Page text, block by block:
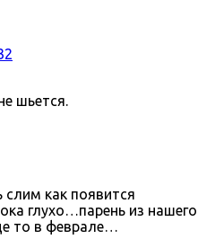
шьется.
слим как появится
глухо…парень из нашего
то в феврале…